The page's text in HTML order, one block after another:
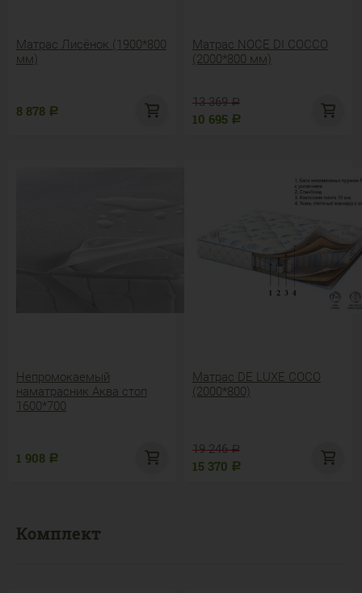
Комплект
Матрас Лисёнок (1900*800
мм)
8 878 Р
Матрас NOCE DI COCCO
(2000*800 мм)
13 369 Р
10 695 Р
Непромокаемый
наматрасник Аква стоп
1600*700
1 908 Р
Матрас DE LUXE COCO
(2000*800)
19 246 Р
15 370 Р